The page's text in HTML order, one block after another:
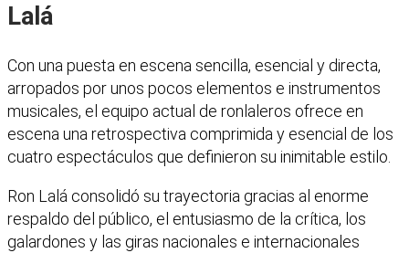
Lalá
Con una puesta en escena sencilla, esencial y directa,
arropados por unos pocos elementos e instrumentos
musicales, el equipo actual de ronlaleros ofrece en
escena una retrospectiva comprimida y esencial de los
cuatro espectáculos que definieron su inimitable estilo.
Ron Lalá consolidó su trayectoria gracias al enorme
respaldo del público, el entusiasmo de la crítica, los
galardones y las giras nacionales e internacionales